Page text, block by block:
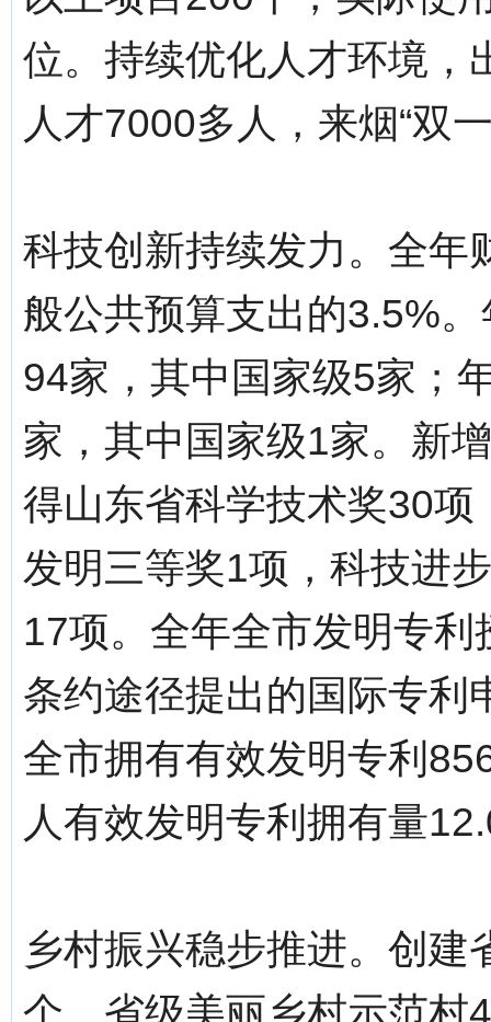
位。持续优化人才环境，
人才7000多人，来烟“双
科技创新持续发力。全年
般公共预算支出的3.5%
94家，其中国家级5家；
家，其中国家级1家。新
得山东省科学技术奖30
发明三等奖1项，科技进
17项。全年全市发明专
条约途径提出的国际专利
全市拥有有效发明专利
人有效发明专利拥有量
乡村振兴稳步推进。创
个、省级美丽乡村示范村